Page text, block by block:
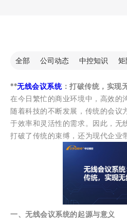
全部 公司动态 中控知识 矩
**无线会议系统：打破传统，实现
在今日繁忙的商业环境中，高效的
随着科技的不断发展，传统的会议
于效率和灵活性的需求。因此，无
打破了传统的束缚，还为现代企业
一、无线会议系统的起源与意义